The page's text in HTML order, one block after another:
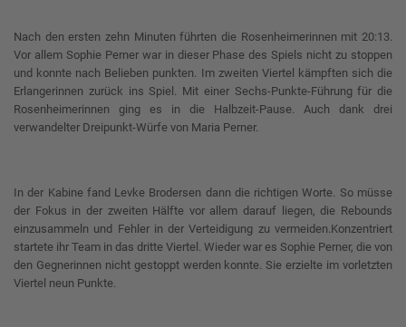
Nach den ersten zehn Minuten führten die Rosenheimerinnen mit 20:13.
Vor allem Sophie Perner war in dieser Phase des Spiels nicht zu stoppen
und konnte nach Belieben punkten. Im zweiten Viertel kämpften sich die
Erlangerinnen zurück ins Spiel. Mit einer Sechs-Punkte-Führung für die
Rosenheimerinnen ging es in die Halbzeit-Pause. Auch dank drei
verwandelter Dreipunkt-Würfe von Maria Perner.
In der Kabine fand Levke Brodersen dann die richtigen Worte. So müsse
der Fokus in der zweiten Hälfte vor allem darauf liegen, die Rebounds
einzusammeln und Fehler in der Verteidigung zu vermeiden.Konzentriert
startete ihr Team in das dritte Viertel. Wieder war es Sophie Perner, die von
den Gegnerinnen nicht gestoppt werden konnte. Sie erzielte im vorletzten
Viertel neun Punkte.